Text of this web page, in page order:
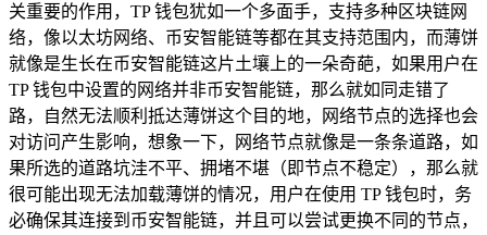
关重要的作用，TP 钱包犹如一个多面手，支持多种区块链网
络，像以太坊网络、币安智能链等都在其支持范围内，而薄饼
就像是生长在币安智能链这片土壤上的一朵奇葩，如果用户在
TP 钱包中设置的网络并非币安智能链，那么就如同走错了
路，自然无法顺利抵达薄饼这个目的地，网络节点的选择也会
对访问产生影响，想象一下，网络节点就像是一条条道路，如
果所选的道路坑洼不平、拥堵不堪（即节点不稳定），那么就
很可能出现无法加载薄饼的情况，用户在使用 TP 钱包时，务
必确保其连接到币安智能链，并且可以尝试更换不同的节点，